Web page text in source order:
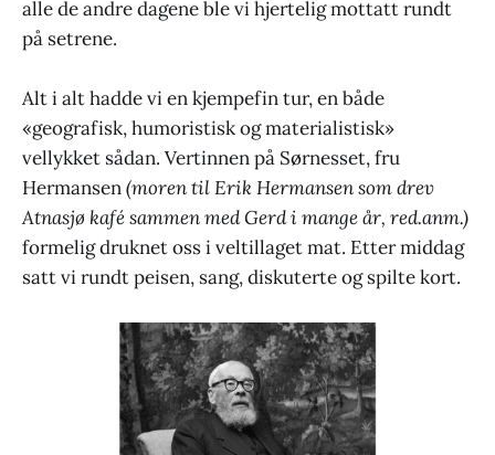
alle de andre dagene ble vi hjertelig mottatt rundt
på setrene.
Alt i alt hadde vi en kjempefin tur, en både
«geografisk, humoristisk og materialistisk»
vellykket sådan. Vertinnen på Sørnesset, fru
Hermansen(moren til Erik Hermansen som drev
Atnasjø kafé sammen med Gerd i mange år, red.anm.)
formelig druknet oss i veltillaget mat. Etter middag
satt vi rundt peisen, sang, diskuterte og spilte kort.